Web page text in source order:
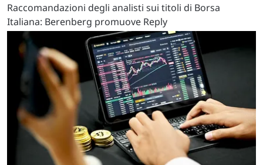
Raccomandazioni degli analisti sui titoli di Borsa
Italiana: Berenberg promuove Reply